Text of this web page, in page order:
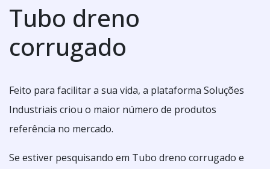
Tubo dreno
corrugado
Feito para facilitar a sua vida, a plataforma Soluções
Industriais criou o maior número de produtos
referência no mercado.
Se estiver pesquisando em Tubo dreno corrugado e